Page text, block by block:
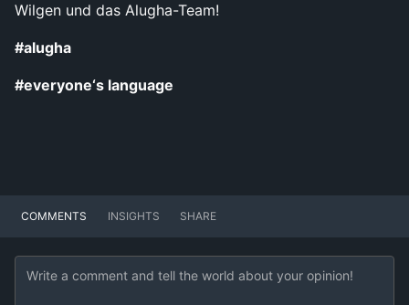
Wilgen und das Alugha-Team!
#alugha
#everyone‘s language
COMMENTS INSIGHTS SHARE